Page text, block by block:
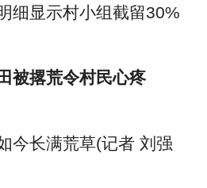
细显示村小组截留30%
被撂荒令村民心疼
今长满荒草(记者 刘强